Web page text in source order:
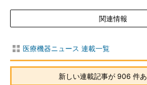
関連情報
医療機器ニュース 連載一覧
新しい連載記事が 906 件